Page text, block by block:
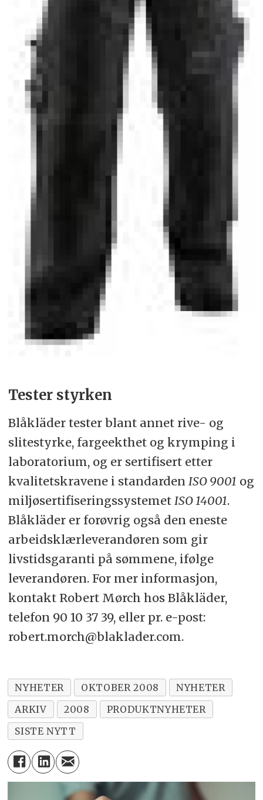
Tester styrken
Blåkläder tester blant annet rive- og
slitestyrke, fargeekthet og krymping i
laboratorium, og er sertifisert etter
kvalitetskravene i standarden ISO 9001 og
miljøsertifiseringssystemet ISO 14001.
Blåkläder er forøvrig også den eneste
arbeidsklærleverandøren som gir
livstidsgaranti på sømmene, ifølge
leverandøren. For mer informasjon,
kontakt Robert Mørch hos Blåkläder,
telefon 90 10 37 39, eller pr. e-post:
robert.morch@blaklader.com.
NYHETER OKTOBER 2008
NYHETER
ARKIV
2008
PRODUKTNYHETER
SISTE NYTT